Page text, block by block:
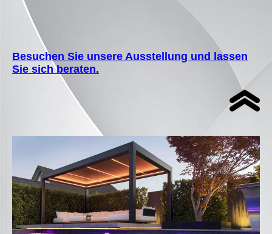
Besuchen Sie unsere Ausstellung und lassen
Sie sich beraten.